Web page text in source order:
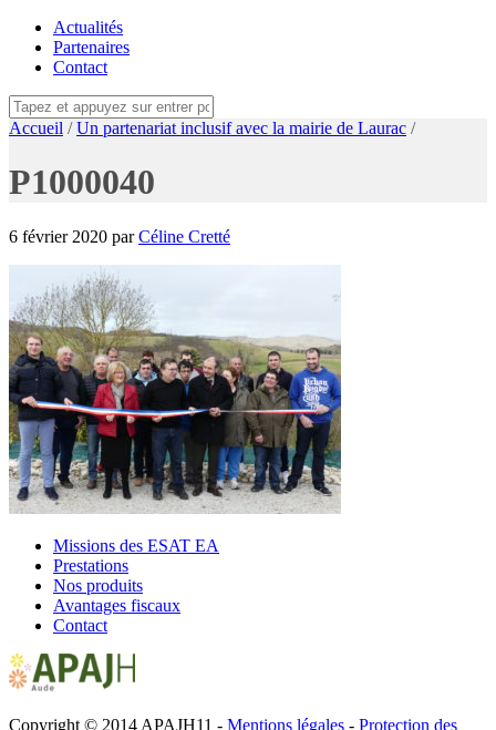
Actualités
Partenaires
Contact
Accueil /Un partenariat inclusif avec la mairie de Laurac /
P1000040
6 février 2020 parCéline Cretté
Missions des ESAT EA
Prestations
Nos produits
Avantages fiscaux
Contact
Copyright © 2014 APAJH11 - Mentions légales - Protection des